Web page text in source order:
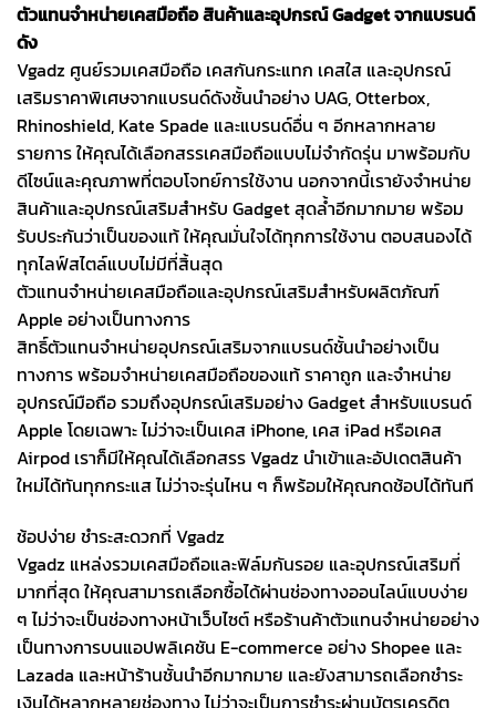
ตัวแทนจำหน่ายเคสมือถือ สินค้าและอุปกรณ์ Gadget จากแบรนด์
ดัง
Vgadz ศูนย์รวมเคสมือถือ เคสกันกระแทก เคสใส และอุปกรณ์
เสริมราคาพิเศษจากแบรนด์ดังชั้นนำอย่าง UAG, Otterbox,
Rhinoshield, Kate Spade และแบรนด์อื่น ๆ อีกหลากหลาย
รายการ ให้คุณได้เลือกสรรเคสมือถือแบบไม่จำกัดรุ่น มาพร้อมกับ
ดีไซน์และคุณภาพที่ตอบโจทย์การใช้งาน นอกจากนี้เรายังจำหน่าย
สินค้าและอุปกรณ์เสริมสำหรับ Gadget สุดล้ำอีกมากมาย พร้อม
รับประกันว่าเป็นของแท้ ให้คุณมั่นใจได้ทุกการใช้งาน ตอบสนองได้
ทุกไลฟ์สไตล์แบบไม่มีที่สิ้นสุด
ตัวแทนจำหน่ายเคสมือถือและอุปกรณ์เสริมสำหรับผลิตภัณฑ์
Apple อย่างเป็นทางการ
สิทธิ์ตัวแทนจำหน่ายอุปกรณ์เสริมจากแบรนด์ชั้นนำอย่างเป็น
ทางการ พร้อมจำหน่ายเคสมือถือของแท้ ราคาถูก และจำหน่าย
อุปกรณ์มือถือ รวมถึงอุปกรณ์เสริมอย่าง Gadget สำหรับแบรนด์
Apple โดยเฉพาะ ไม่ว่าจะเป็นเคส iPhone, เคส iPad หรือเคส
Airpod เราก็มีให้คุณได้เลือกสรร Vgadz นำเข้าและอัปเดตสินค้า
ใหม่ได้ทันทุกกระแส ไม่ว่าจะรุ่นไหน ๆ ก็พร้อมให้คุณกดช้อปได้ทันที
ช้อปง่าย ชำระสะดวกที่ Vgadz
Vgadz แหล่งรวมเคสมือถือและฟิล์มกันรอย และอุปกรณ์เสริมที่
มากที่สุด ให้คุณสามารถเลือกซื้อได้ผ่านช่องทางออนไลน์แบบง่าย
ๆ ไม่ว่าจะเป็นช่องทางหน้าเว็บไซต์ หรือร้านค้าตัวแทนจำหน่ายอย่าง
เป็นทางการบนแอปพลิเคชัน E-commerce อย่าง Shopee และ
Lazada และหน้าร้านชั้นนำอีกมากมาย และยังสามารถเลือกชำระ
เงินได้หลากหลายช่องทาง ไม่ว่าจะเป็นการชำระผ่านบัตรเครดิต